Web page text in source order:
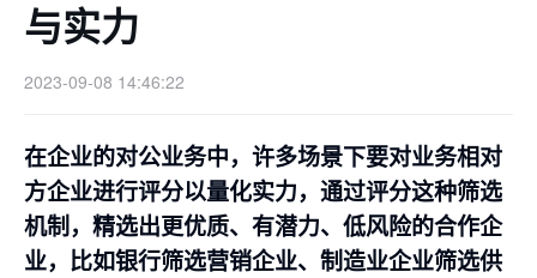
与实力
2023-09-08 14:46:22
在企业的对公业务中，许多场景下要对业务相对
方企业进行评分以量化实力，通过评分这种筛选
机制，精选出更优质、有潜力、低风险的合作企
业，比如银行筛选营销企业、制造业企业筛选供